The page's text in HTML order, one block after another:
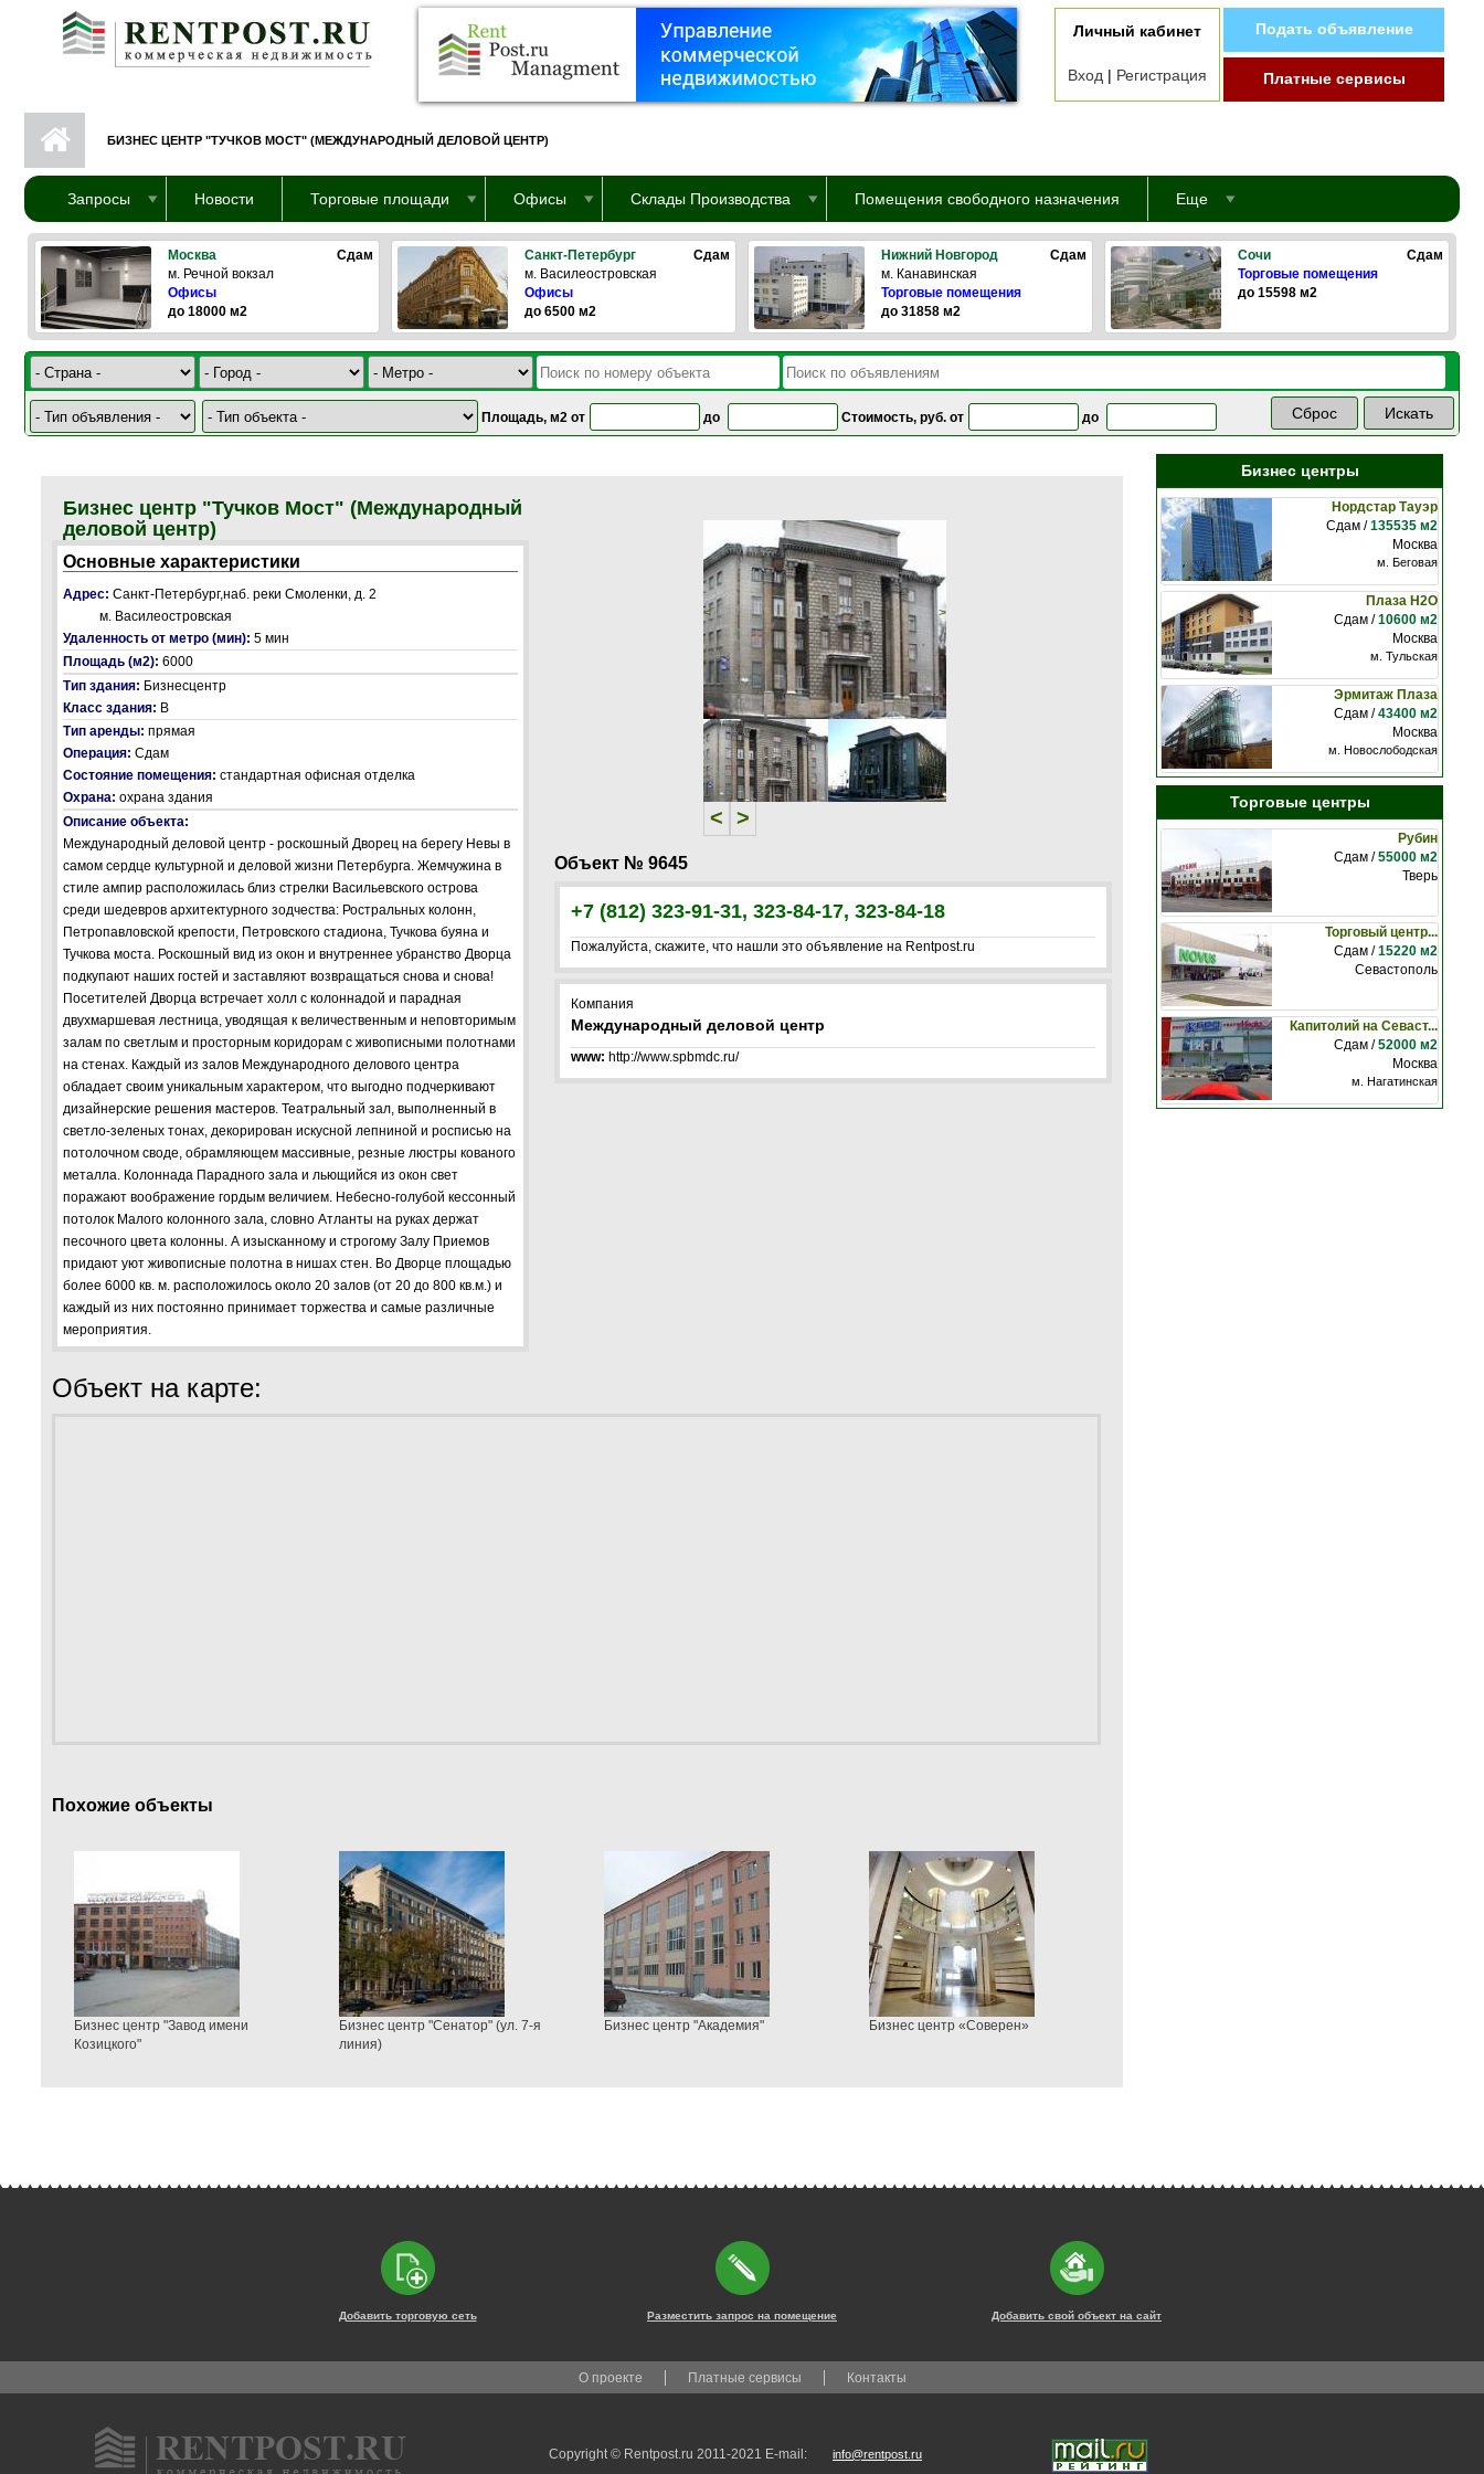
Перейти к основному содержанию
Личный кабинет
Вход | Регистрация
Подать объявление
Платные сервисы
БИЗНЕС ЦЕНТР "ТУЧКОВ МОСТ" (МЕЖДУНАРОДНЫЙ ДЕЛОВОЙ ЦЕНТР)
Запросы Новости Торговые площади Офисы Склады Производства Помещения свободного назначения Еще
Москва
Сдам
м. Речной вокзал
Офисы
до 18000 м2
Санкт-Петербург
Сдам
м. Василеостровская
Офисы
до 6500 м2
Нижний Новгород
Сдам
м. Канавинская
Торговые помещения
до 31858 м2
Сочи
Сдам
Торговые помещения
до 15598 м2
Площадь, м2 от до Стоимость, руб. от до
< >
< >
Объект № 9645
+7 (812) 323-91-31, 323-84-17, 323-84-18
Пожалуйста, скажите, что нашли это объявление на Rentpost.ru
Компания
Международный деловой центр
www: http://www.spbmdc.ru/
Бизнес центр "Тучков Мост" (Международный
деловой центр)
Основные характеристики
Адрес: Санкт-Петербург,наб. реки Смоленки, д. 2
м. Василеостровская
Удаленность от метро (мин): 5 мин
Площадь (м2): 6000
Тип здания: Бизнесцентр
Класс здания: В
Тип аренды: прямая
Операция: Сдам
Состояние помещения: стандартная офисная отделка
Охрана: охрана здания
Описание объекта:
Международный деловой центр - роскошный Дворец на берегу Невы в
самом сердце культурной и деловой жизни Петербурга. Жемчужина в
стиле ампир расположилась близ стрелки Васильевского острова
среди шедевров архитектурного зодчества: Ростральных колонн,
Петропавловской крепости, Петровского стадиона, Тучкова буяна и
Тучкова моста. Роскошный вид из окон и внутреннее убранство Дворца
подкупают наших гостей и заставляют возвращаться снова и снова!
Посетителей Дворца встречает холл с колоннадой и парадная
двухмаршевая лестница, уводящая к величественным и неповторимым
залам по светлым и просторным коридорам с живописными полотнами
на стенах. Каждый из залов Международного делового центра
обладает своим уникальным характером, что выгодно подчеркивают
дизайнерские решения мастеров. Театральный зал, выполненный в
светло-зеленых тонах, декорирован искусной лепниной и росписью на
потолочном своде, обрамляющем массивные, резные люстры кованого
металла. Колоннада Парадного зала и льющийся из окон свет
поражают воображение гордым величием. Небесно-голубой кессонный
потолок Малого колонного зала, словно Атланты на руках держат
песочного цвета колонны. А изысканному и строгому Залу Приемов
придают уют живописные полотна в нишах стен. Во Дворце площадью
более 6000 кв. м. расположилось около 20 залов (от 20 до 800 кв.м.) и
каждый из них постоянно принимает торжества и самые различные
мероприятия.
Объект на карте:
Похожие объекты
Бизнес центр "Завод имени
Козицкого"
Бизнес центр "Сенатор" (ул. 7-я
линия)
Бизнес центр "Академия" Бизнес центр «Соверен»
Бизнес центры
Нордстар Тауэр
Сдам /135535 м2
Москва
м. Беговая
Плаза Н2О
Сдам /10600 м2
Москва
м. Тульская
Эрмитаж Плаза
Сдам /43400 м2
Москва
м. Новослободская
Торговые центры
Рубин
Сдам /55000 м2
Тверь
Торговый центр...
Сдам /15220 м2
Севастополь
Капитолий на Севаст...
Сдам /52000 м2
Москва
м. Нагатинская
Добавить торговую сеть Разместить запрос на помещение Добавить свой объект на сайт
О проекте Платные сервисы Контакты
Copyright © Rentpost.ru 2011-2021 E-mail: info@rentpost.ru